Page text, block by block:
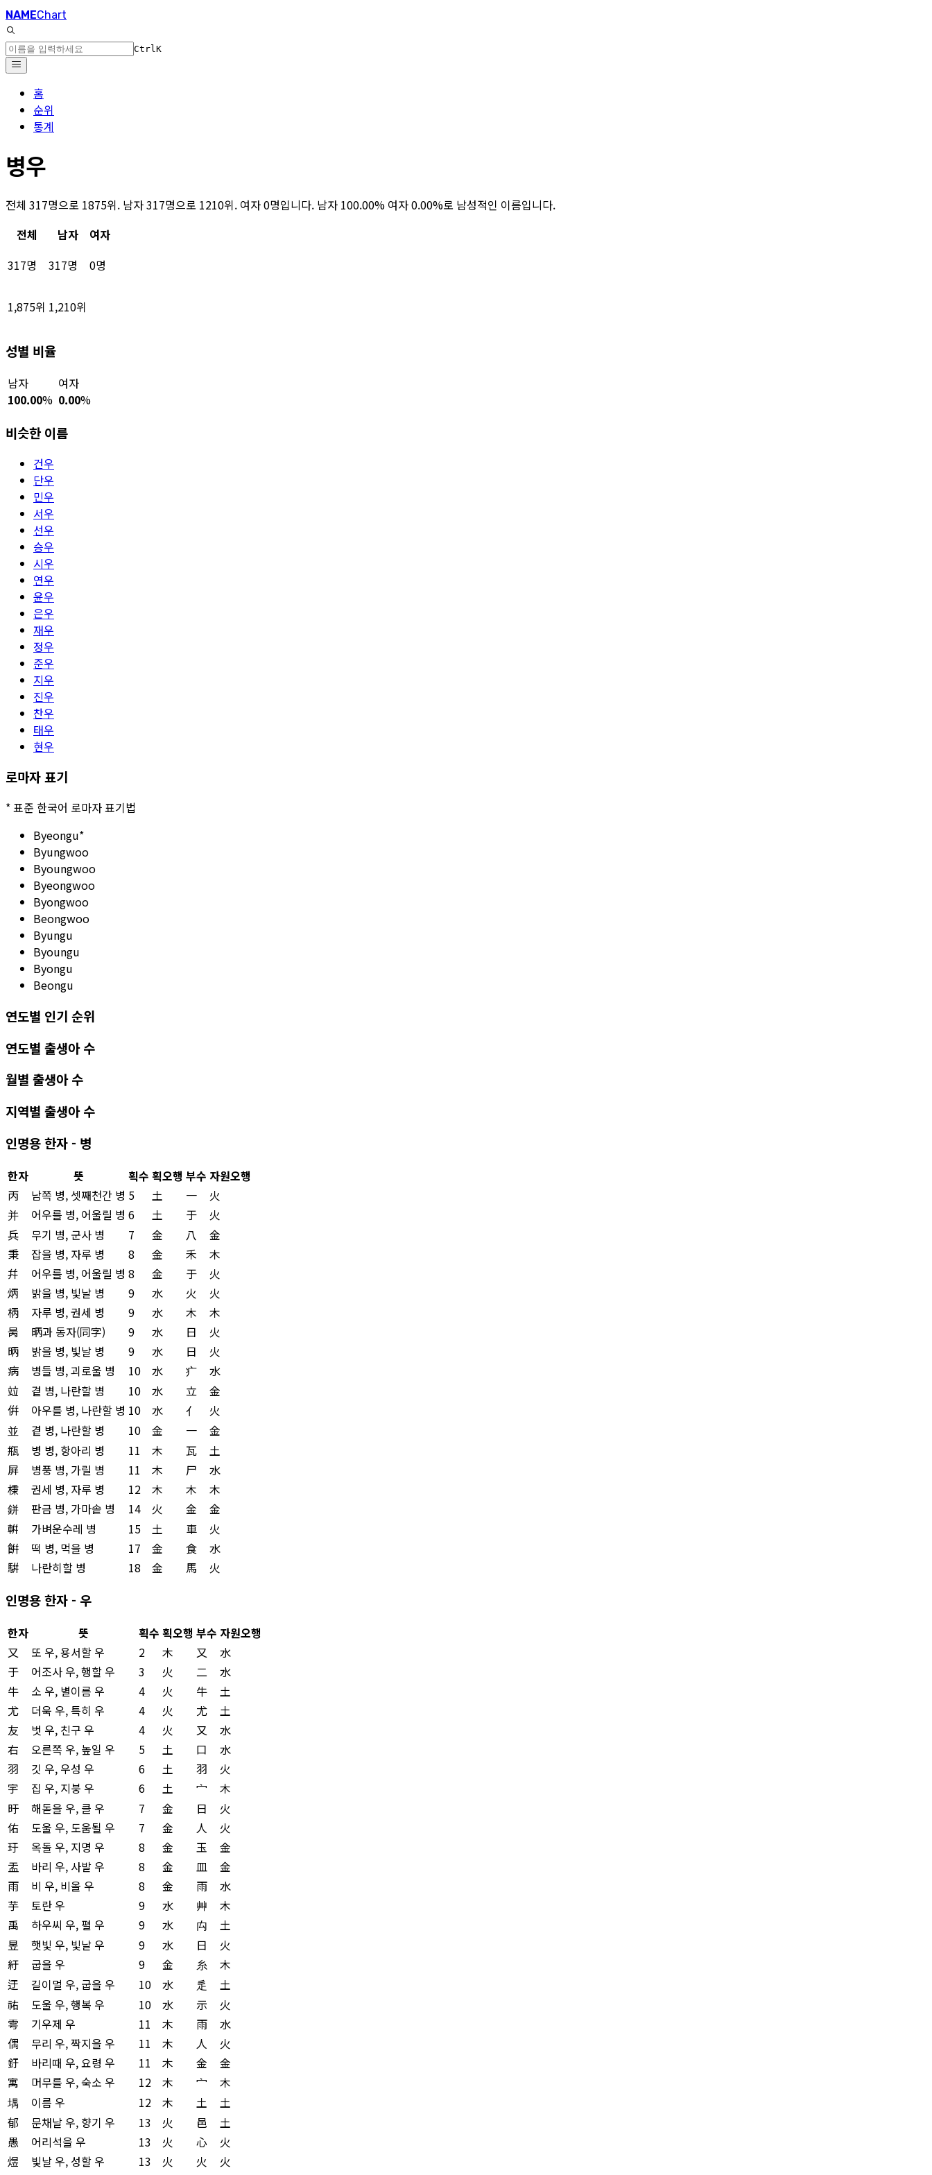
NAMEChart
CtrlK
홈
순위
통계
병우
전체 317명으로 1875위. 남자 317명으로 1210위. 여자 0명입니다. 남자 100.00% 여자 0.00%로 남성적인 이름입니다.
전체
남자
여자
317명
317명 0명
1,875위 1,210위
성별 비율
남자
100.00%
여자
0.00%
비슷한 이름
건우
단우
민우
서우
선우
승우
시우
연우
윤우
은우
재우
정우
준우
지우
진우
찬우
태우
현우
로마자 표기
*표준 한국어 로마자 표기법
Byeongu*
Byungwoo
Byoungwoo
Byeongwoo
Byongwoo
Beongwoo
Byungu
Byoungu
Byongu
Beongu
연도별 인기 순위
연도별 출생아 수
월별 출생아 수
지역별 출생아 수
인명용 한자 - 병
한자 뜻 획수 획오행 부수 자원오행
丙
남쪽 병, 셋째천간 병 5 土 一
火
并
어우를 병, 어울릴 병 6 土 于
火
兵
무기 병, 군사 병 7 金 八
金
秉
잡을 병, 자루 병 8 金 禾
木
幷
어우를 병, 어울릴 병 8 金 于
火
炳
밝을 병, 빛날 병 9 水 火
火
柄
자루 병, 권세 병 9 水 木
木
昺
昞과 동자(同字) 9 水 日
火
昞
밝을 병, 빛날 병 9 水 日
火
病
병들 병, 괴로울 병 10 水 疒
水
竝
곁 병, 나란할 병 10 水 立
金
倂
아우를 병, 나란할 병 10 水 亻
火
並
곁 병, 나란할 병 10 金 一
金
甁
병 병, 항아리 병 11 木 瓦
土
屛
병풍 병, 가릴 병 11 木 尸
水
棅
권세 병, 자루 병 12 木 木
木
鉼
판금 병, 가마솥 병 14 火 金
金
輧
가벼운수레 병 15 土 車
火
餠
떡 병, 먹을 병 17 金 食
水
騈
나란히할 병 18 金 馬 火
인명용 한자 - 우
한자 뜻 획수 획오행 부수 자원오행
又
또 우, 용서할 우 2 木 又
水
于
어조사 우, 행할 우 3 火 二
水
牛
소 우, 별이름 우 4 火 牛
土
尤
더욱 우, 특히 우 4 火 尤
土
友
벗 우, 친구 우 4 火 又
水
右
오른쪽 우, 높일 우 5 土 口
水
羽
깃 우, 우성 우 6 土 羽
火
宇
집 우, 지붕 우 6 土 宀
木
旴
해돋을 우, 클 우 7 金 日
火
佑
도울 우, 도움될 우 7 金 人
火
玗
옥돌 우, 지명 우 8 金 玉
金
盂
바리 우, 사발 우 8 金 皿
金
雨
비 우, 비올 우 8 金 雨
水
芋
토란 우 9 水 艸
木
禹
하우씨 우, 펼 우 9 水 禸
土
昱
햇빛 우, 빛날 우 9 水 日
火
紆
굽을 우 9 金 糸
木
迂
길이멀 우, 굽을 우 10 水 辵
土
祐
도울 우, 행복 우 10 水 示
火
雩
기우제 우 11 木 雨
水
偶
무리 우, 짝지을 우 11 木 人
火
釪
바리때 우, 요령 우 11 木 金
金
寓
머무를 우, 숙소 우 12 木 宀
木
堣
이름 우 12 木 土
土
郁
문채날 우, 향기 우 13 火 邑
土
愚
어리석을 우 13 火 心
火
煜
빛날 우, 성할 우 13 火 火
火